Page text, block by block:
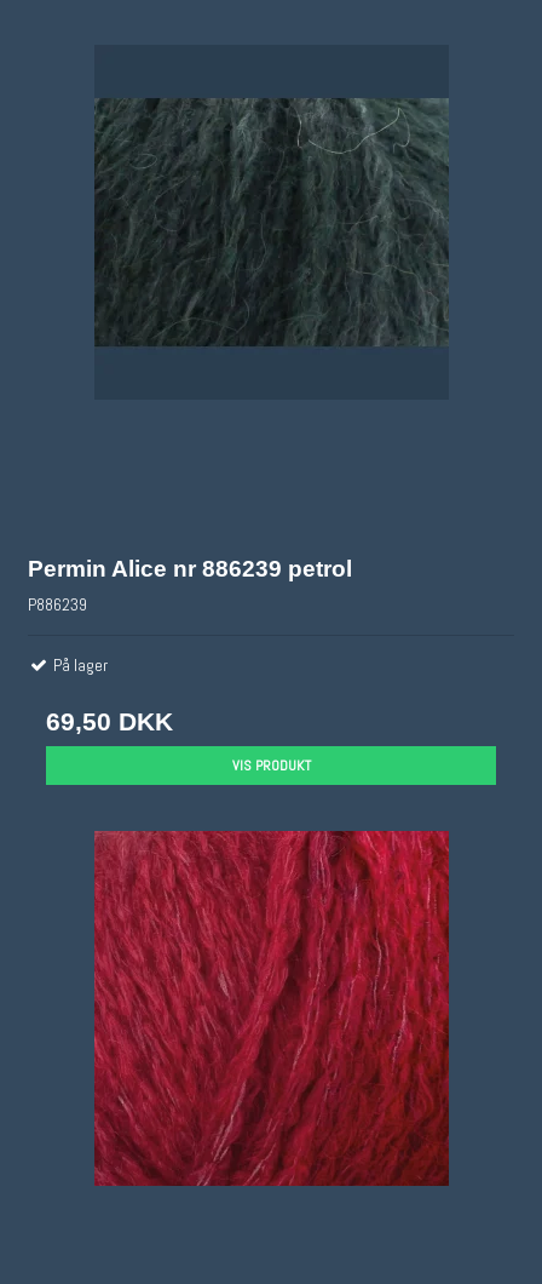
Permin Alice nr 886239 petrol
P886239
På lager
69,50 DKK
VIS PRODUKT